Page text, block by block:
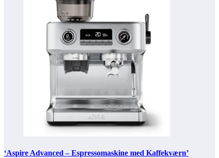
‘Aspire Advanced – Espressomaskine med Kaffekværn’